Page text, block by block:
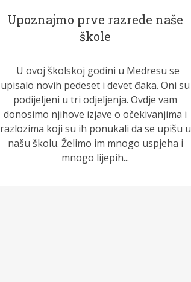
Upoznajmo prve razrede naše
škole
U ovoj školskoj godini u Medresu se
upisalo novih pedeset i devet đaka. Oni su
podijeljeni u tri odjeljenja. Ovdje vam
donosimo njihove izjave o očekivanjima i
razlozima koji su ih ponukali da se upišu u
našu školu. Želimo im mnogo uspjeha i
mnogo lijepih...